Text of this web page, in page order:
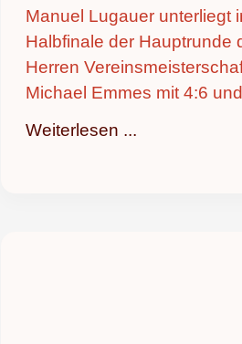
Manuel Lugauer unterliegt
Halbfinale der Hauptrunde
Herren
Michael Emmes mit 4:6
Weiterlesen ...